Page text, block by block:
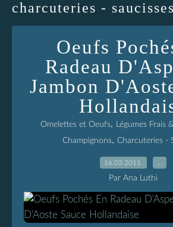
charcuteries - saucisses
Oeufs
Radeau
Jambon
Omelettes et Oeufs, Légumes Frais
Champignons, Charcuteries -
16.03.2011
Par Ana Luthi